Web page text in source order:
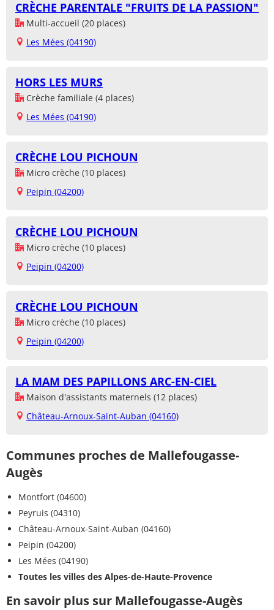
CRÈCHE PARENTALE "FRUITS DE LA PASSION"
Multi-accueil (20 places)
Les Mées (04190)
HORS LES MURS
Crèche familiale (4 places)
Les Mées (04190)
CRÈCHE LOU PICHOUN
Micro crèche (10 places)
Peipin (04200)
CRÈCHE LOU PICHOUN
Micro crèche (10 places)
Peipin (04200)
CRÈCHE LOU PICHOUN
Micro crèche (10 places)
Peipin (04200)
LA MAM DES PAPILLONS ARC-EN-CIEL
Maison d'assistants maternels (12 places)
Château-Arnoux-Saint-Auban (04160)
Communes proches de Mallefougasse-
Augès
Montfort (04600)
Peyruis (04310)
Château-Arnoux-Saint-Auban (04160)
Peipin (04200)
Les Mées (04190)
Toutes les villes des Alpes-de-Haute-Provence
En savoir plus sur Mallefougasse-Augès